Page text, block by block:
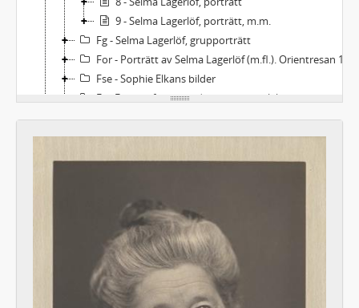
9 - Selma Lagerlöf, porträtt, m.m.
Fg - Selma Lagerlöf, grupporträtt
For - Porträtt av Selma Lagerlöf (m.fl.). Orientresan 1899-1900
Fse - Sophie Elkans bilder
Fs - Fotografier av andra personer, släktingar
Faes - Fotografier av andra personer, porträtt. Svenska
Faeu - Fotografier av andra personer, porträtt. Utländska
Fagu - Fotografier av andra personer, gruppbilder. Utländska
Fom - Orter: Sverige - Mårbacka
Fou - Orter: Utlandet
Fbl - Fotografier: Blandat, svenska respektive utländska
Ft - Fotografier från teaterföreställningar. Svenska respektive utländska
Fu - Fotografier från utställningar. Svenska respektive utländska